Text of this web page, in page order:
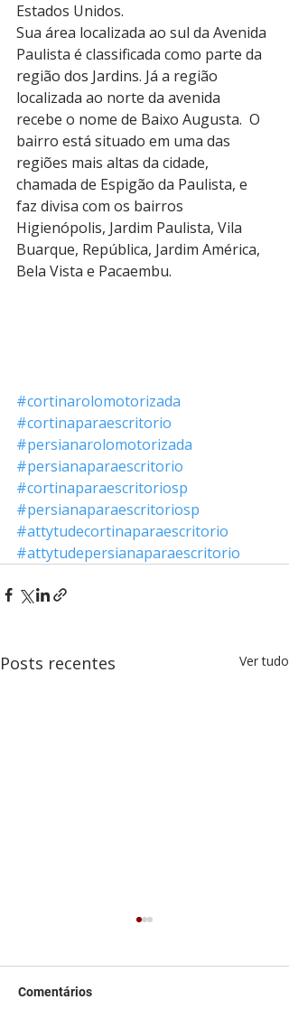
Estados Unidos.
Sua área localizada ao sul da Avenida
Paulista é classificada como parte da
região dos Jardins. Já a região
localizada ao norte da avenida
recebe o nome de Baixo Augusta.  O
bairro está situado em uma das
regiões mais altas da cidade,
chamada de Espigão da Paulista, e
faz divisa com os bairros
Higienópolis, Jardim Paulista, Vila
Buarque, República, Jardim América,
Bela Vista e Pacaembu.
#cortinarolomotorizada
#cortinaparaescritorio
#persianarolomotorizada
#persianaparaescritorio
#cortinaparaescritoriosp
#persianaparaescritoriosp
#attytudecortinaparaescritorio
#attytudepersianaparaescritorio
Posts recentes Ver tudo
Comentários